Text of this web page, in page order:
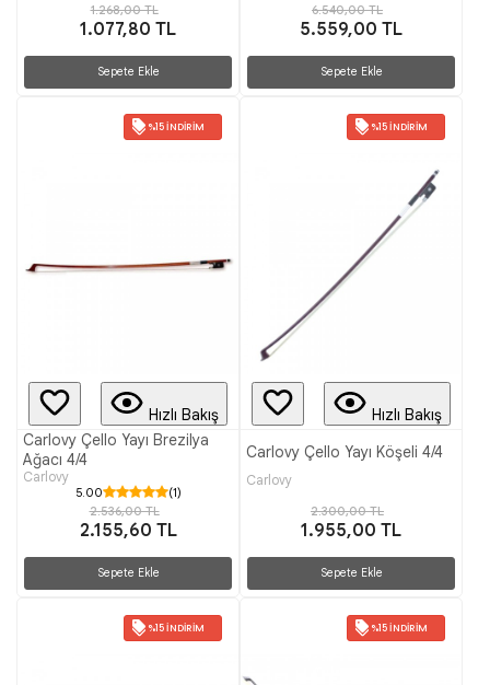
1.268,00 TL
1.077,80 TL
Sepete Ekle
6.540,00 TL
5.559,00 TL
Sepete Ekle
%15 İNDIRIM
Hızlı Bakış
Carlovy Çello Yayı Brezilya
Ağacı 4/4
Carlovy
5.00
(1)
2.536,00 TL
2.155,60 TL
Sepete Ekle
%15 İNDIRIM
Hızlı Bakış
Carlovy Çello Yayı Köşeli 4/4
Carlovy
2.300,00 TL
1.955,00 TL
Sepete Ekle
%15 İNDIRIM %15 İNDIRIM